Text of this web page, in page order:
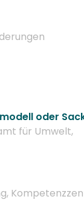
oder
für Umwelt,